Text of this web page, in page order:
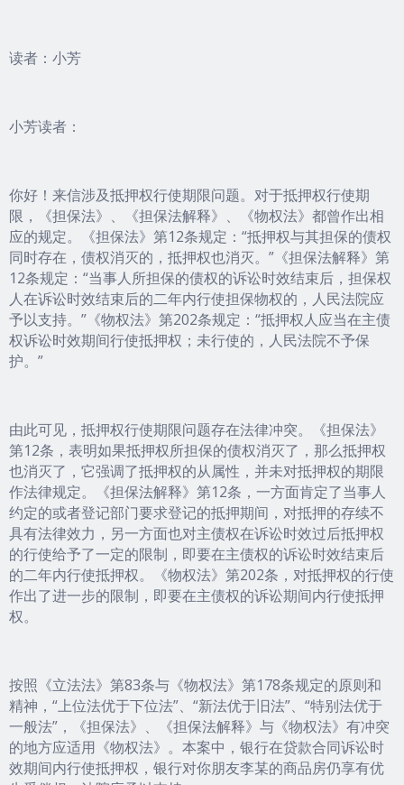
读者：小芳
小芳读者：
你好！来信涉及抵押权行使期限问题。对于抵押权行使期
限，《担保法》、《担保法解释》、《物权法》都曾作出相
应的规定。《担保法》第12条规定：“抵押权与其担保的债权
同时存在，债权消灭的，抵押权也消灭。”《担保法解释》第
12条规定：“当事人所担保的债权的诉讼时效结束后，担保权
人在诉讼时效结束后的二年内行使担保物权的，人民法院应
予以支持。”《物权法》第202条规定：“抵押权人应当在主债
权诉讼时效期间行使抵押权；未行使的，人民法院不予保
护。”
由此可见，抵押权行使期限问题存在法律冲突。《担保法》
第12条，表明如果抵押权所担保的债权消灭了，那么抵押权
也消灭了，它强调了抵押权的从属性，并未对抵押权的期限
作法律规定。《担保法解释》第12条，一方面肯定了当事人
约定的或者登记部门要求登记的抵押期间，对抵押的存续不
具有法律效力，另一方面也对主债权在诉讼时效过后抵押权
的行使给予了一定的限制，即要在主债权的诉讼时效结束后
的二年内行使抵押权。《物权法》第202条，对抵押权的行使
作出了进一步的限制，即要在主债权的诉讼期间内行使抵押
权。
按照《立法法》第83条与《物权法》第178条规定的原则和
精神，“上位法优于下位法”、“新法优于旧法”、“特别法优于
一般法”，《担保法》、《担保法解释》与《物权法》有冲突
的地方应适用《物权法》。本案中，银行在贷款合同诉讼时
效期间内行使抵押权，银行对你朋友李某的商品房仍享有优